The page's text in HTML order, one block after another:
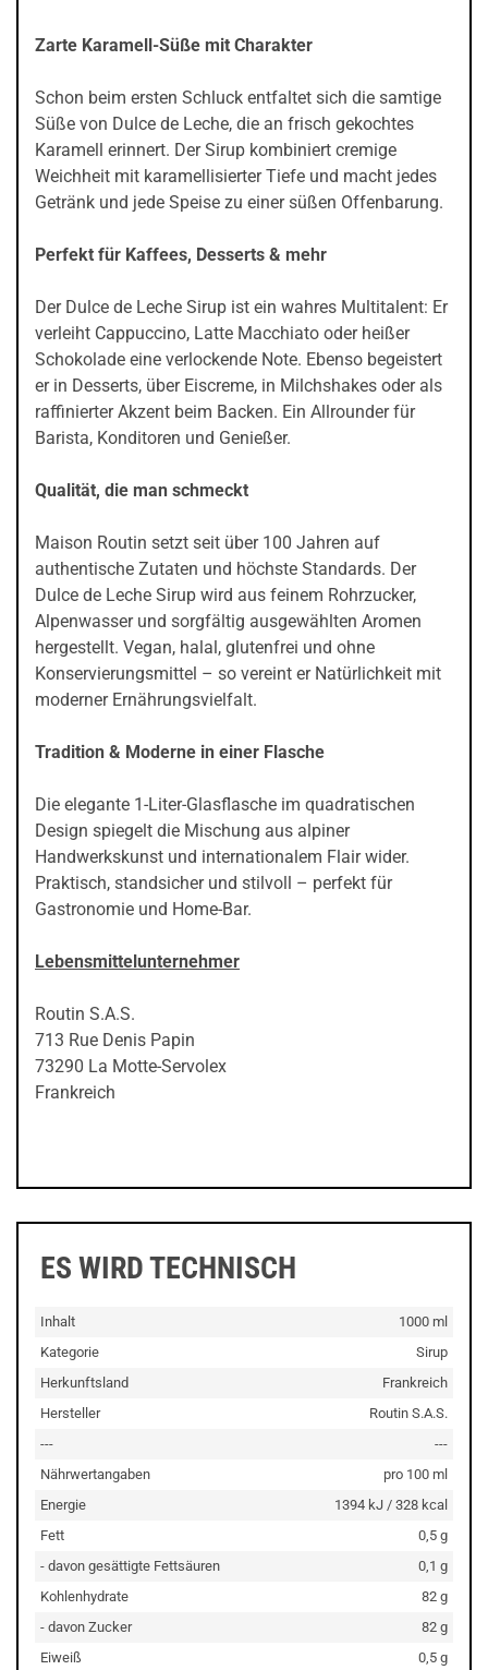
Zarte Karamell-Süße mit Charakter
Schon beim ersten Schluck entfaltet sich die samtige
Süße von Dulce de Leche, die an frisch gekochtes
Karamell erinnert. Der Sirup kombiniert cremige
Weichheit mit karamellisierter Tiefe und macht jedes
Getränk und jede Speise zu einer süßen Offenbarung.
Perfekt für Kaffees, Desserts & mehr
Der Dulce de Leche Sirup ist ein wahres Multitalent: Er
verleiht Cappuccino, Latte Macchiato oder heißer
Schokolade eine verlockende Note. Ebenso begeistert
er in Desserts, über Eiscreme, in Milchshakes oder als
raffinierter Akzent beim Backen. Ein Allrounder für
Barista, Konditoren und Genießer.
Qualität, die man schmeckt
Maison Routin setzt seit über 100 Jahren auf
authentische Zutaten und höchste Standards. Der
Dulce de Leche Sirup wird aus feinem Rohrzucker,
Alpenwasser und sorgfältig ausgewählten Aromen
hergestellt. Vegan, halal, glutenfrei und ohne
Konservierungsmittel – so vereint er Natürlichkeit mit
moderner Ernährungsvielfalt.
Tradition & Moderne in einer Flasche
Die elegante 1-Liter-Glasflasche im quadratischen
Design spiegelt die Mischung aus alpiner
Handwerkskunst und internationalem Flair wider.
Praktisch, standsicher und stilvoll – perfekt für
Gastronomie und Home-Bar.
Lebensmittelunternehmer
Routin S.A.S.
713 Rue Denis Papin
73290 La Motte-Servolex
Frankreich
ES WIRD TECHNISCH
Inhalt
1000 ml
Kategorie
Sirup
Herkunftsland
Frankreich
Hersteller
Routin S.A.S.
---
---
Nährwertangaben
pro 100 ml
Energie
1394 kJ / 328 kcal
Fett
0,5 g
- davon gesättigte Fettsäuren
0,1 g
Kohlenhydrate
82 g
- davon Zucker
82 g
Eiweiß
0,5 g